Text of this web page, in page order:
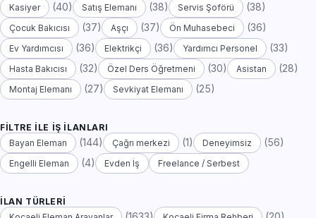
Kasiyer (40) Satış Elemanı (38) Servis Şoförü (38)
Çocuk Bakıcısı (37) Aşçı (37) Ön Muhasebeci (36)
Ev Yardımcısı (36) Elektrikçi (36) Yardımcı Personel (33)
Hasta Bakıcısı (32) Özel Ders Öğretmeni (30) Asistan (28)
Montaj Elemanı (27) Sevkiyat Elemanı (25)
FILTRE ILE İŞ İLANLARI
Bayan Eleman
(144) Çağrı merkezi (1) Deneyimsiz (56)
Engelli Eleman (4) Evden İş Freelance / Serbest
İLAN TÜRLERI